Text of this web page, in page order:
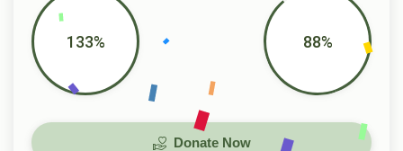
88%
133%
Donate Now